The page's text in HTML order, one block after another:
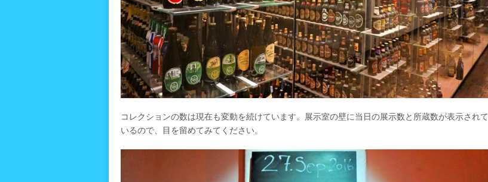
コレクションの数は現在も変動を続けています。展示室の壁に当日の展示数と所蔵数が表示されて
いるので、目を留めてみてください。